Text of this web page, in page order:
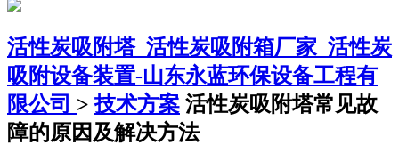
活性炭吸附塔_活性炭吸附箱厂家_活性炭
吸附设备装置-山东永蓝环保设备工程有
限公司 >技术方案 活性炭吸附塔常见故
障的原因及解决方法